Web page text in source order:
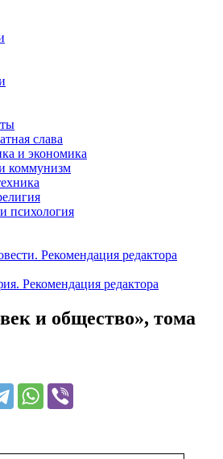
слава
и экономика
коммунизм
психология
Рекомендация редактора
Рекомендация редактора
и общество», тома